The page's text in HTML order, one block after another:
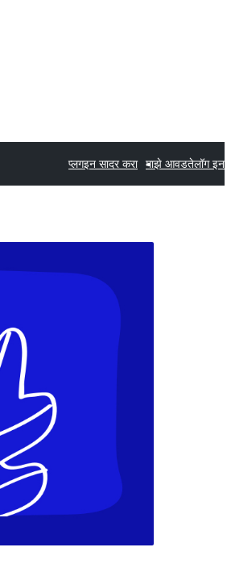
प्लगइन सादर करा माझे आवडतेलॉग इन